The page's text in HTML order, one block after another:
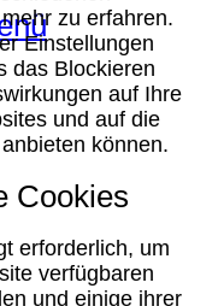
zu erfahren.
Einstellungen
das Blockieren
auf Ihre
und auf die
können.
Cookies
erforderlich, um
verfügbaren
und einige ihrer